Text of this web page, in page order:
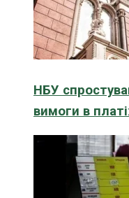
НБУ
вимоги в